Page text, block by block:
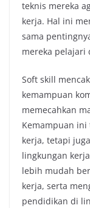
teknis mereka
kerja. Hal ini
sama
mereka pelajari
Soft skill
kemampuan
memecahkan
Kemampuan
kerja, tetapi
lingkungan
lebih mudah
kerja, serta
pendidikan di